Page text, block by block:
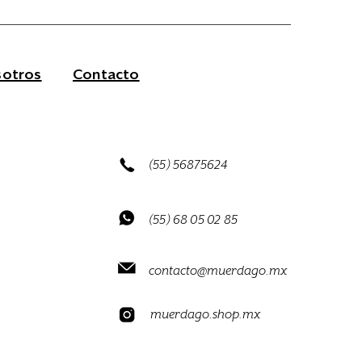
Contacto
(55) 56875624
(55) 68 05 02 85
contacto@muerdago.mx
muerdago.shop.mx